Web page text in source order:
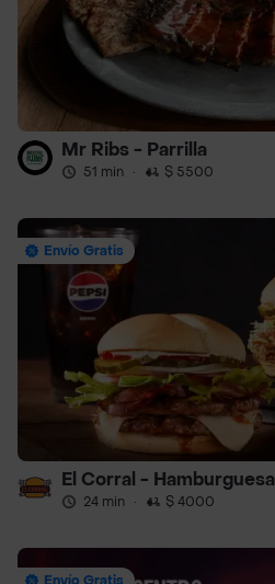
Mr Ribs - Parrilla
51 min · $ 5500
Envío Gratis
El Corral - Hamburguesa
24 min · $ 4000